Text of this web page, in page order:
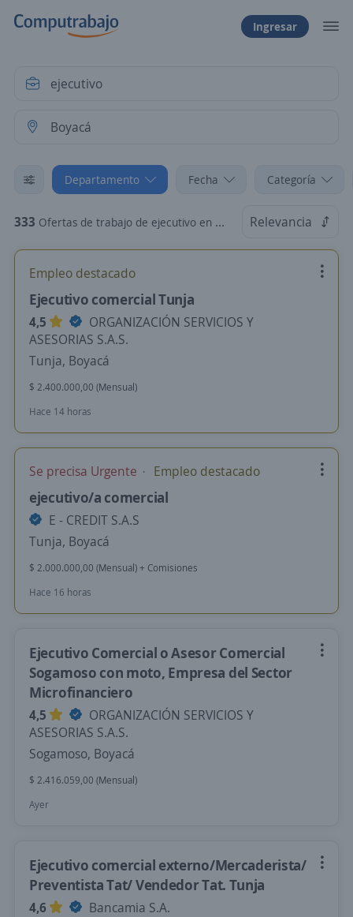
Ingresar
Departamento Fecha Categoría
333 Ofertas de trabajo de ejecutivo en Boyacá Relevancia
Empleo destacado
Ejecutivo comercial Tunja
4,5
ORGANIZACIÓN SERVICIOS Y
ASESORIAS S.A.S.
Tunja, Boyacá
$ 2.400.000,00 (Mensual)
Hace 14 horas
Se precisa Urgente Empleo destacado
ejecutivo/a comercial
E - CREDIT S.A.S
Tunja, Boyacá
$ 2.000.000,00 (Mensual) + Comisiones
Hace 16 horas
Ejecutivo Comercial o Asesor Comercial
Sogamoso con moto, Empresa del Sector
Microfinanciero
4,5
ORGANIZACIÓN SERVICIOS Y
ASESORIAS S.A.S.
Sogamoso, Boyacá
$ 2.416.059,00 (Mensual)
Ayer
Ejecutivo comercial externo/Mercaderista/
Preventista Tat/ Vendedor Tat. Tunja
4,6
Bancamia S.A.